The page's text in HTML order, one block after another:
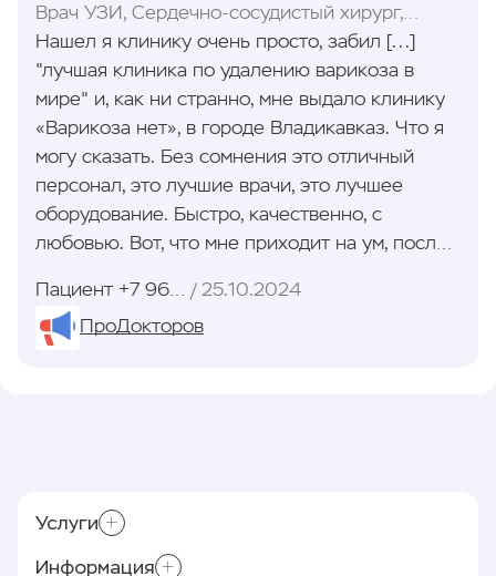
Врач УЗИ, Сердечно-сосудистый хирург,
Флеболог
Нашел я клинику очень просто, забил [...]
"лучшая клиника по удалению варикоза​ в
мире" и, как ни странно, мне выдало клинику
«Варикоза нет», в городе Владикавказ. Что я
могу сказать. Без сомнения это отличный
персонал, это лучшие врачи, это лучшее
оборудование. Быстро, качественно, с
любовью. Вот, что мне приходит на ум, после
в возрасте 24 года у меня вообще появился
варикоз. Но, так или иначе, теперь у меня его
Персонал и врачи - вам я искренне могу
пожелать, чтобы вы были такими же добрыми
Пациент +7 964 09XXXXX
25.10.2024
ПроДокторов
Услуги
Приём хирурга-флеболога
Информация